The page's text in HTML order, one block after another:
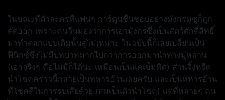
ในขณะที่ตัวละครที่แฟนๆ การ์ตูนชื่นชอบอย่างมังกรมูซูก็ถูก
ตัดออก เพราะคนจีนมองว่าการเอามังกรซึ่งเป็นสัตว์ศักดิ์สิทธิ์
มาทำตลกแบบเดิมนั้นดูไม่เหมาะ ในฉบับนี้ก็เลยเปลี่ยนเป็น
ฟีนิกซ์ซึ่งไม่มีบทบาทมากไปกว่าการออกมานำทางมู่หลาน
(เอาจริงๆ คือไม่มีก็ได้นะ เหมือนเป็นแค่เข็มทิศ) ส่วนจิ้งหรีด
นำโชคคราวนี้กลายเป็นทหารอ้วนเลยครับ และเป็นทหารอ้วน
ที่โชคดีในการรบเสียด้วย (สมเป็นตัวนำโชค) แต่ที่หลายๆ คน